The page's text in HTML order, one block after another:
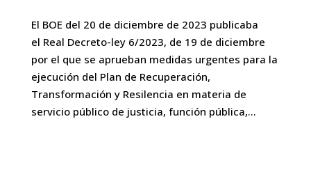
El BOE del 20 de diciembre de 2023 publicaba
el Real Decreto-ley 6/2023, de 19 de diciembre
por el que se aprueban medidas urgentes para la
ejecución del Plan de Recuperación,
Transformación y Resilencia en materia de
servicio público de justicia, función pública,...